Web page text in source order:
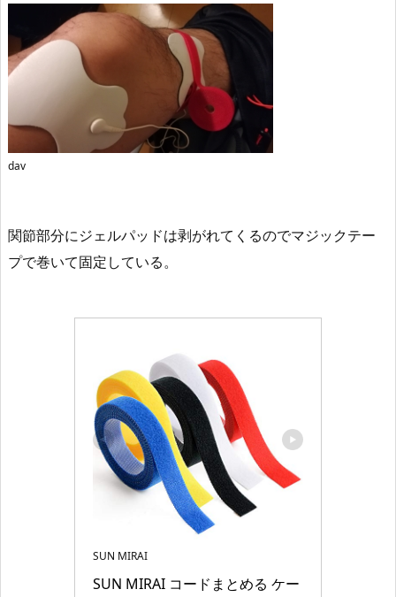
dav
関節部分にジェルパッドは剥がれてくるのでマジックテー
プで巻いて固定している。
SUN MIRAI
SUN MIRAI コードまとめる ケー